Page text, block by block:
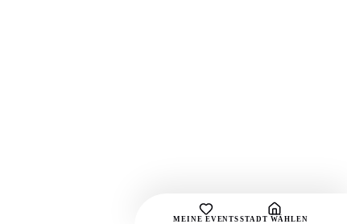
MEINE EVENTS STADT WÄHLEN